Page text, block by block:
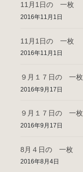
11月1日の 一枚
2016年11月1日
11月1日の 一枚
2016年11月1日
９月１７日の 一枚
2016年9月17日
９月１７日の 一枚
2016年9月17日
8月４日の 一枚
2016年8月4日